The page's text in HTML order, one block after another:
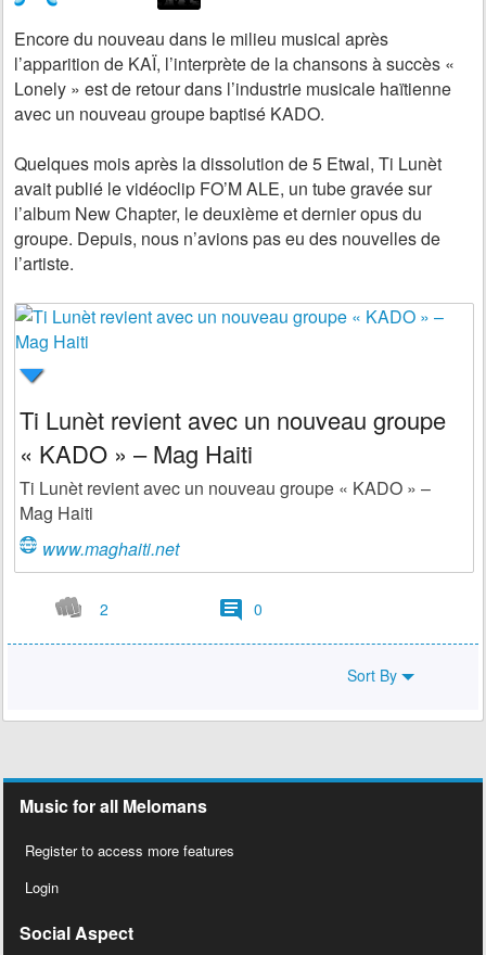
Encore du nouveau dans le milieu musical après
l’apparition de KAÏ, l’interprète de la chansons à succès «
Lonely » est de retour dans l’industrie musicale haïtienne
avec un nouveau groupe baptisé KADO.
Quelques mois après la dissolution de 5 Etwal, Ti Lunèt
avait publié le vidéoclip FO’M ALE, un tube gravée sur
l’album New Chapter, le deuxième et dernier opus du
groupe. Depuis, nous n’avions pas eu des nouvelles de
l’artiste.
Ti Lunèt revient avec un nouveau groupe
« KADO » – Mag Haiti
Ti Lunèt revient avec un nouveau groupe « KADO » –
Mag Haiti
www.maghaiti.net
2 0
Sort By
Music for all Melomans
Register to access more features
Login
Social Aspect